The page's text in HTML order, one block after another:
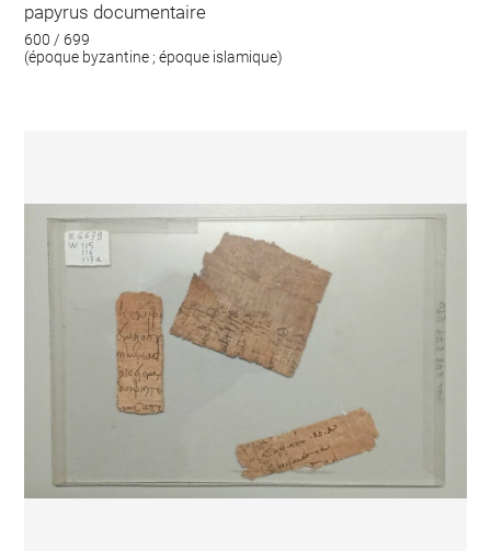
papyrus documentaire
600 / 699
(époque byzantine ; époque islamique)